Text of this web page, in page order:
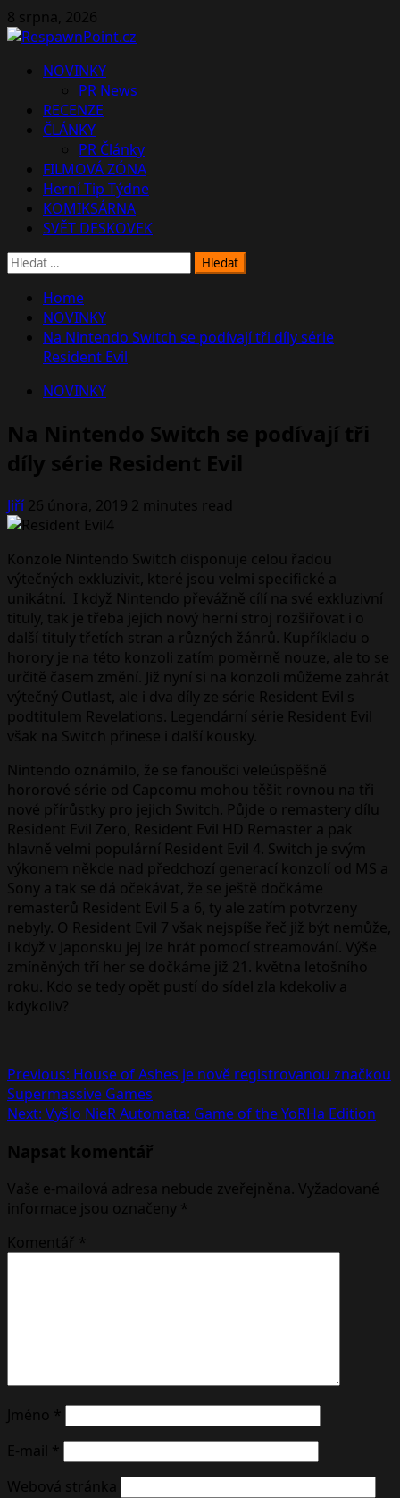
Skip
to
8 srpna, 2026
PrimaryNOVINKY
PR News
RECENZE
ČLÁNKY
PR Články
FILMOVÁ ZÓNA
Herní Tip Týdne
KOMIKSÁRNA
SVĚT DESKOVEK
Vyhledávání
Home
NOVINKY
Na Nintendo Switch se podívají tři díly série
Resident Evil
NOVINKY
Na Nintendo Switch se podívají tři
díly série Resident Evil
Jiří26 února, 2019 2 minutes read
Konzole Nintendo Switch disponuje celou řadou
výtečných exkluzivit, které jsou velmi specifické a
unikátní. I když Nintendo převážně cílí na své exkluzivní
tituly, tak je třeba jejich nový herní stroj rozšiřovat i o
další tituly třetích stran a různých žánrů. Kupříkladu o
horory je na této konzoli zatím poměrně nouze, ale to se
určitě časem změní. Již nyní si na konzoli můžeme zahrát
výtečný Outlast, ale i dva díly ze série Resident Evil s
podtitulem Revelations. Legendární série Resident Evil
však na Switch přinese i další kousky.
Nintendo oznámilo, že se fanoušci veleúspěšně
hororové série od Capcomu mohou těšit rovnou na tři
nové přírůstky pro jejich Switch. Půjde o remastery dílu
Resident Evil Zero, Resident Evil HD Remaster a pak
hlavně velmi populární Resident Evil 4. Switch je svým
výkonem někde nad předchozí generací konzolí od MS a
Sony a tak se dá očekávat, že se ještě dočkáme
remasterů Resident Evil 5 a 6, ty ale zatím potvrzeny
nebyly. O Resident Evil 7 však nejspíše řeč již být nemůže,
i když v Japonsku jej lze hrát pomocí streamování. Výše
zmíněných tří her se dočkáme již 21. května letošního
roku. Kdo se tedy opět pustí do sídel zla kdekoliv a
kdykoliv?
Post
navigation
Previous: House of Ashes je nově registrovanou značkou
Supermassive Games
Next: Vyšlo NieR Automata: Game of the YoRHa Edition
Napsat komentář
Vaše e-mailová adresa nebude zveřejněna. Vyžadované
informace jsou označeny *
Komentář *
Jméno *
E-mail *
Webová stránka